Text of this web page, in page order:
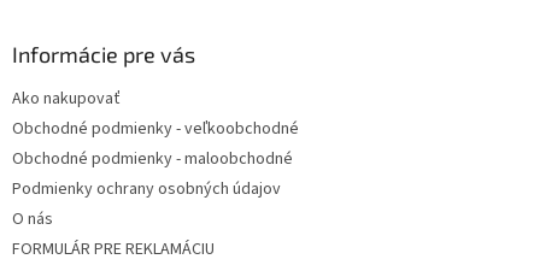
Informácie pre vás
Ako nakupovať
Obchodné podmienky - veľkoobchodné
Obchodné podmienky - maloobchodné
Podmienky ochrany osobných údajov
O nás
FORMULÁR PRE REKLAMÁCIU